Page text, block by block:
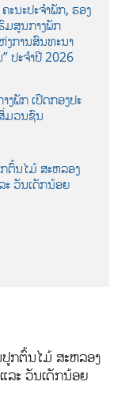
ະນະປະຈໍາພັກ, ຮອງ
ມສູນກາງພັກ
ງການສົນທະນາ
ປະຈຳປີ 2026
ງພັກ ເປີດກອງປະ
ມວນຊົນ
ຕົ້ນໄມ້ ສະຫລອງ
ວັນເດັກນ້ອຍ
ກຕົ້ນໄມ້ ສະຫລອງ
ລະ ວັນເດັກນ້ອຍ